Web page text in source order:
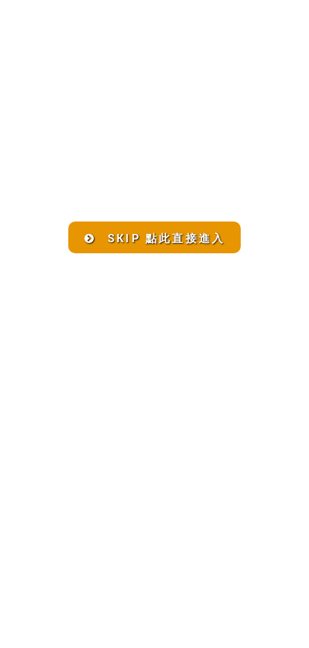
SKIP 點此直接進入